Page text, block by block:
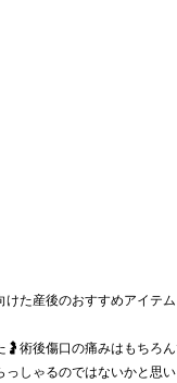
た産後のおすすめアイテ
術後傷口の痛みはもちろ
しゃるのではないかと思